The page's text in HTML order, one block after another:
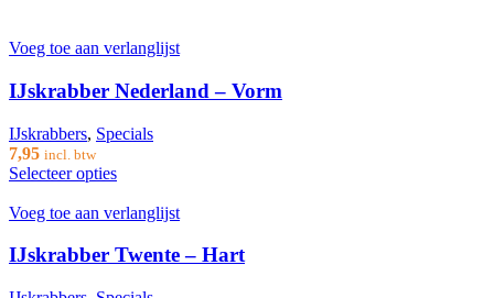
Voeg toe aan verlanglijst
IJskrabber Nederland – Vorm
IJskrabbers, Specials
7,95 incl. btw
Selecteer opties
Voeg toe aan verlanglijst
IJskrabber Twente – Hart